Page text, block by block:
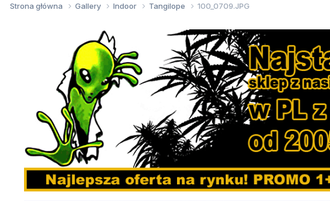
Strona główna Gallery Indoor Tangilope 100_0709.JPG